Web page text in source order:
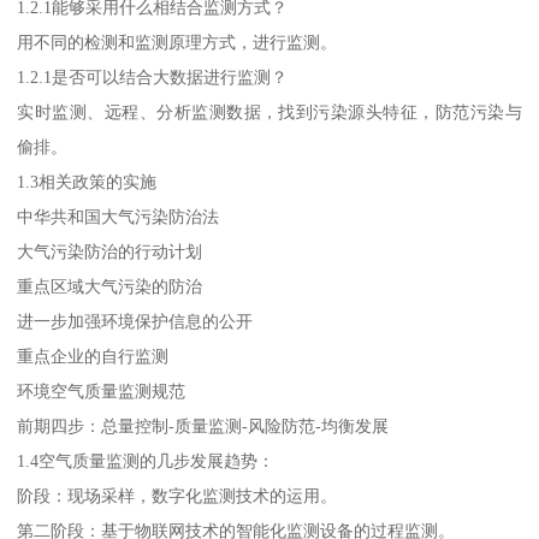
1.2.1能够采用什么相结合监测方式？
用不同的检测和监测原理方式，进行监测。
1.2.1是否可以结合大数据进行监测？
实时监测、远程、分析监测数据，找到污染源头特征，防范污染与
偷排。
1.3相关政策的实施
中华共和国大气污染防治法
大气污染防治的行动计划
重点区域大气污染的防治
进一步加强环境保护信息的公开
重点企业的自行监测
环境空气质量监测规范
前期四步：总量控制-质量监测-风险防范-均衡发展
1.4空气质量监测的几步发展趋势：
阶段：现场采样，数字化监测技术的运用。
第二阶段：基于物联网技术的智能化监测设备的过程监测。